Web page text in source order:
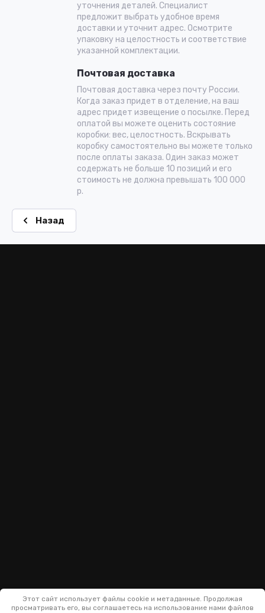
уточнения деталей. Специалист
предложит выбрать удобное время
доставки и уточнит адрес. Осмотрите
упаковку на целостность и соответствие
указанной комплектации.
Почтовая доставка
Почтовая доставка через почту России.
Когда заказ придет в отделение, на ваш
адрес придет извещение о посылке. Перед
оплатой вы можете оценить состояние
коробки: вес, целостность. Вскрывать
коробку самостоятельно вы можете только
после оплаты заказа. Один заказ может
содержать не больше 10 позиций и его
стоимость не должна превышать 100 000
р.
Назад
Этот сайт использует файлы cookie и метаданные. Продолжая
просматривать его, вы соглашаетесь на использование нами файлов